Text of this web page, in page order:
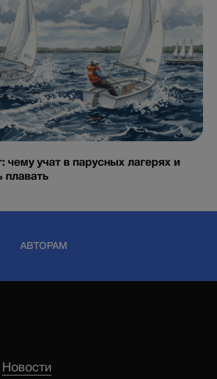
чему учат в парусных лагерях и
плавать
АВТОРАМ
Новости